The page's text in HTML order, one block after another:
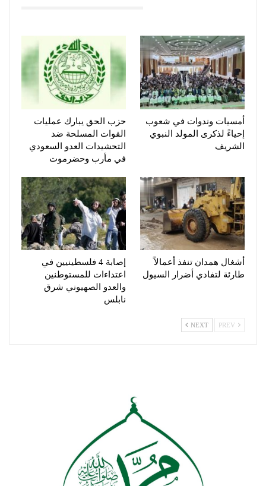
أمسيات وندوات في شعوب
إحياءً لذكرى المولد النبوي
الشريف
حزب الحق يبارك عمليات
القوات المسلحة ضد
التحشيدات العدو السعودي
في مأرب وحضرموت
أشغال همدان تنفذ أعمالاً
طارئة لتفادي أضرار السيول
إصابة 4 فلسطينيين في
اعتداءات للمستوطنين
والعدو الصهيوني شرق
نابلس
NEXT